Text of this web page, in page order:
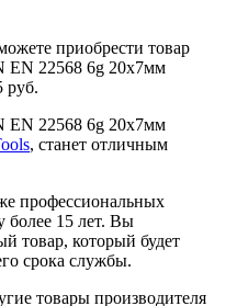
приобрести товар
22568 6g 20х7мм
руб.
22568 6g 20х7мм
, станет отличным
профессиональных
более 15 лет. Вы
товар, который будет
срока службы.
товары производителя